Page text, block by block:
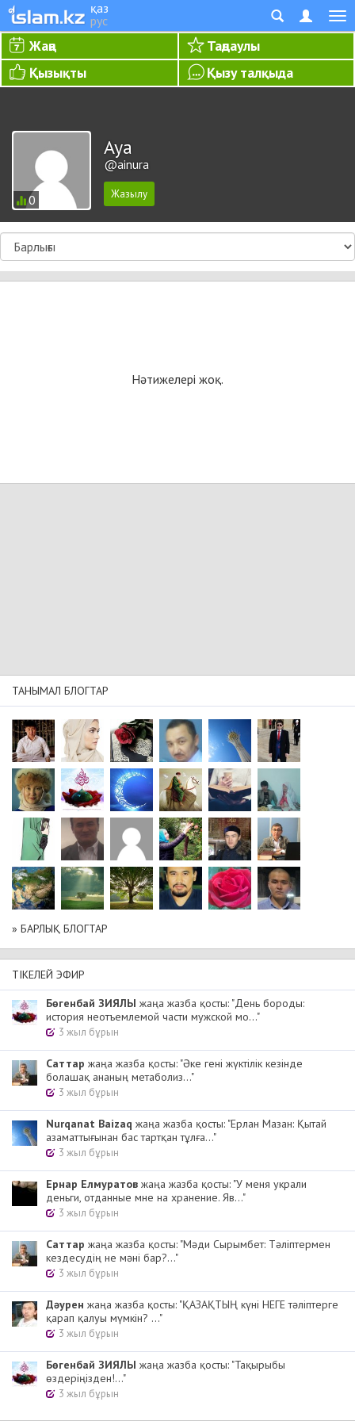
қаз
рус
Жаңа
Таңдаулы
Қызықты
Қызу талқыда
0
Aya
@ainura
Нәтижелері жоқ.
ТАНЫМАЛ БЛОГТАР
» БАРЛЫҚ БЛОГТАР
ТІКЕЛЕЙ ЭФИР
Бөгенбай ЗИЯЛЫ жаңа жазба қосты: "День бороды:
история неотъемлемой части мужской мо..."
3 жыл бұрын
Cаттар жаңа жазба қосты: "Әке гені жүктілік кезінде
болашақ ананың метаболиз..."
3 жыл бұрын
Nurqanat Baizaq жаңа жазба қосты: "Ерлан Мазан: Қытай
азаматтығынан бас тартқан тұлға..."
3 жыл бұрын
Ернар Елмуратов жаңа жазба қосты: "У меня украли
деньги, отданные мне на хранение. Яв..."
3 жыл бұрын
Cаттар жаңа жазба қосты: "Мәди Сырымбет: Тәліптермен
кездесудің не мәні бар?..."
3 жыл бұрын
Дәурен жаңа жазба қосты: "ҚАЗАҚТЫҢ күні НЕГЕ тәліптерге
қарап қалуы мүмкін? ..."
3 жыл бұрын
Бөгенбай ЗИЯЛЫ жаңа жазба қосты: "Тақырыбы
өздеріңізден!..."
3 жыл бұрын